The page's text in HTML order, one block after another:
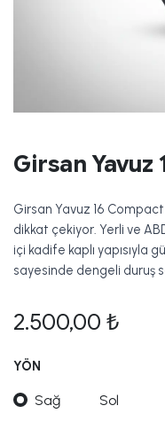
Girsan Yavuz
Girsan Yavuz 16 Compact
dikkat çekiyor. Yerli ve
içi kadife kaplı yapısıyla
sayesinde dengeli duruş
2.500,00 ₺
YÖN
Sağ Sol